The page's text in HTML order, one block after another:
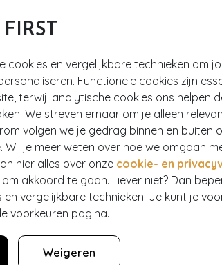
cookies en vergelijkbare technieken om
Functionele cookies zijn
terwijl analytische cookies ons helpen
We streven ernaar om je alleen
volgen we je gedrag binnen en buiten
Wil je meer weten over hoe we omgaan
hier alles over onze cookie- en
akkoord te gaan. Liever niet? Dan
vergelijkbare technieken. Je kunt je
voorkeuren pagina.
Weigeren